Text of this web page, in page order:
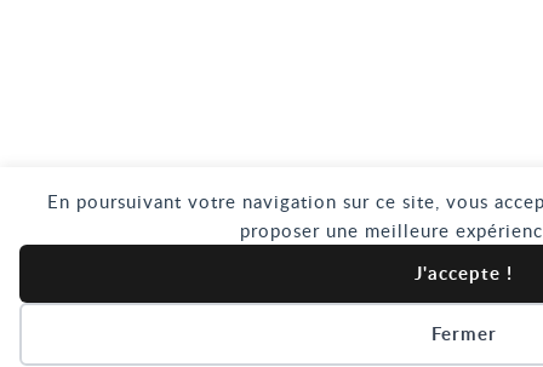
En poursuivant votre navigation sur ce site, vous
proposer une meilleure
J'accepte !
Fermer